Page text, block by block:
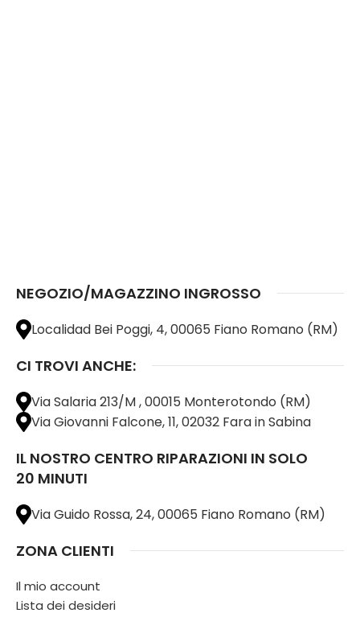
NEGOZIO/MAGAZZINO INGROSSO
Localidad Bei Poggi, 4, 00065 Fiano Romano (RM)
CI TROVI ANCHE:
Via Salaria 213/M , 00015 Monterotondo (RM)
Via Giovanni Falcone, 11, 02032 Fara in Sabina
IL NOSTRO CENTRO RIPARAZIONI IN SOLO
20 MINUTI
Via Guido Rossa, 24, 00065 Fiano Romano (RM)
ZONA CLIENTI
Il mio account
Lista dei desideri